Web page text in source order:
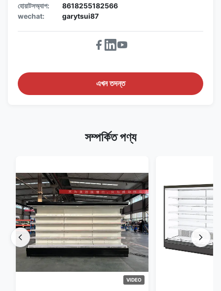
হোয়াটসঅ্যাপ:
8618255182566
wechat:
garytsui87
এখন তদন্ত
সম্পর্কিত পণ্য
VIDEO